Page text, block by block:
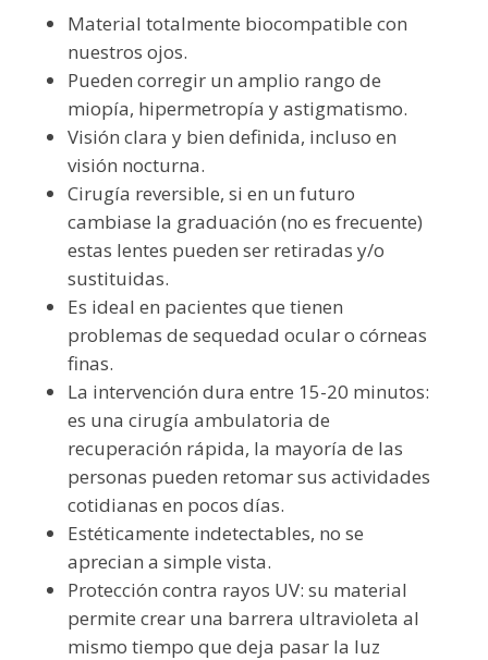
Material totalmente biocompatible con
nuestros ojos.
Pueden corregir un amplio rango de
miopía, hipermetropía y astigmatismo.
Visión clara y bien definida, incluso en
visión nocturna.
Cirugía reversible, si en un futuro
cambiase la graduación (no es frecuente)
estas lentes pueden ser retiradas y/o
sustituidas.
Es ideal en pacientes que tienen
problemas de sequedad ocular o córneas
finas.
La intervención dura entre 15-20 minutos:
es una cirugía ambulatoria de
recuperación rápida, la mayoría de las
personas pueden retomar sus actividades
cotidianas en pocos días.
Estéticamente indetectables, no se
aprecian a simple vista.
Protección contra rayos UV: su material
permite crear una barrera ultravioleta al
mismo tiempo que deja pasar la luz